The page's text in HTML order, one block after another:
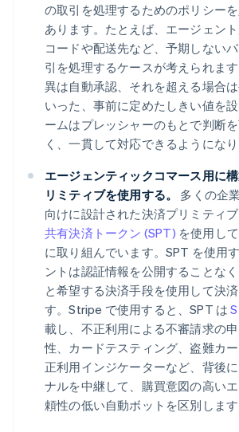
の取引を処理するためのポリシー
あります。たとえば、エージェン
コードや配送先など、予期しない
引を処理するケースが考えられま
異は自動承認、それを超える場合
いった、事前に定めたしきい値を
ームはプレッシャーのもとで判断
く、一貫して対応できるようになり
エージェンティックコマース用に
リミティブを使用する。
多くの企
向けに設計された決済プリミティ
共有決済トークン (SPT) を使用し
に取り組んでいます。SPT を使用
ントは認証情報を公開することな
と希望する決済手段を使用して決
す。Stripe で使用すると、SPT は
載し、不正利用による不審請求の
性、カードテスティング、盗難カ
正利用インジケーターなど、背後
ナルを中継して、購買意図の高い
頼性の低い自動ボットを区別します